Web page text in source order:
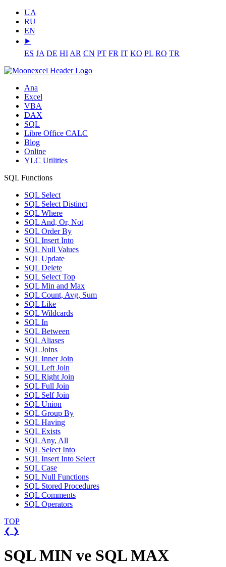
UA
RU
EN
⯈
ES JA DE HI AR CN PT FR IT KO PL RO TR
Ana
Excel
VBA
DAX
SQL
Libre Office CALC
Blog
Online
YLC Utilities
SQL Functions
SQL Select
SQL Select Distinct
SQL Where
SQL And, Or, Not
SQL Order By
SQL Insert Into
SQL Null Values
SQL Update
SQL Delete
SQL Select Top
SQL Min and Max
SQL Count, Avg, Sum
SQL Like
SQL Wildcards
SQL In
SQL Between
SQL Aliases
SQL Joins
SQL Inner Join
SQL Left Join
SQL Right Join
SQL Full Join
SQL Self Join
SQL Union
SQL Group By
SQL Having
SQL Exists
SQL Any, All
SQL Select Into
SQL Insert Into Select
SQL Case
SQL Null Functions
SQL Stored Procedures
SQL Comments
SQL Operators
TOP
❮ ❯
SQL MIN ve SQL MAX